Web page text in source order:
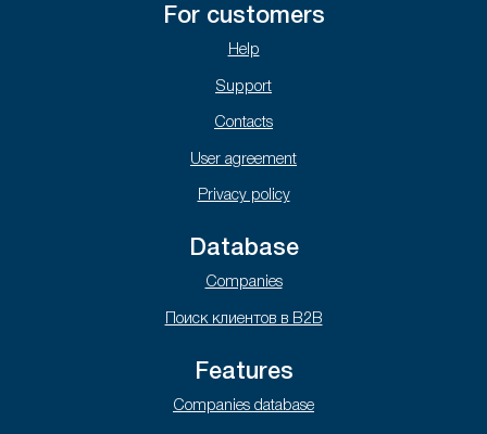
For customers
Help
Support
Contacts
User agreement
Privacy policy
Database
Companies
Поиск клиентов в B2B
Features
Companies database